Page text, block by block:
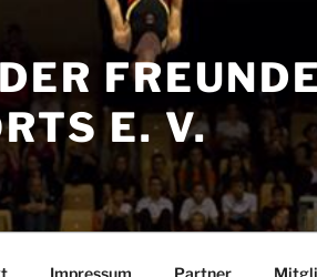
E. V.
Impressum Partner